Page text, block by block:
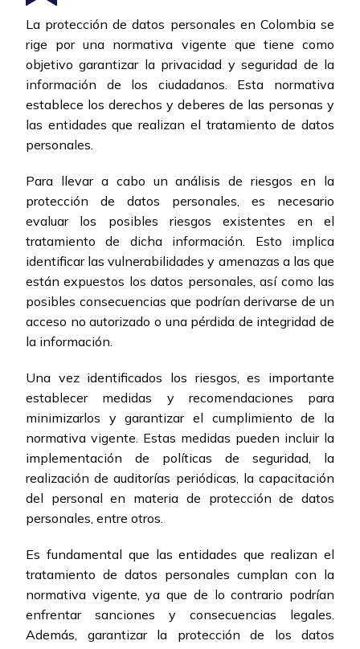
La protección de datos personales en Colombia se
rige por una normativa vigente que tiene como
objetivo garantizar la privacidad y seguridad de la
información de los ciudadanos. Esta normativa
establece los derechos y deberes de las personas y
las entidades que realizan el tratamiento de datos
personales.
Para llevar a cabo un análisis de riesgos en la
protección de datos personales, es necesario
evaluar los posibles riesgos existentes en el
tratamiento de dicha información. Esto implica
identificar las vulnerabilidades y amenazas a las que
están expuestos los datos personales, así como las
posibles consecuencias que podrían derivarse de un
acceso no autorizado o una pérdida de integridad de
la información.
Una vez identificados los riesgos, es importante
establecer medidas y recomendaciones para
minimizarlos y garantizar el cumplimiento de la
normativa vigente. Estas medidas pueden incluir la
implementación de políticas de seguridad, la
realización de auditorías periódicas, la capacitación
del personal en materia de protección de datos
personales, entre otros.
Es fundamental que las entidades que realizan el
tratamiento de datos personales cumplan con la
normativa vigente, ya que de lo contrario podrían
enfrentar sanciones y consecuencias legales.
Además, garantizar la protección de los datos